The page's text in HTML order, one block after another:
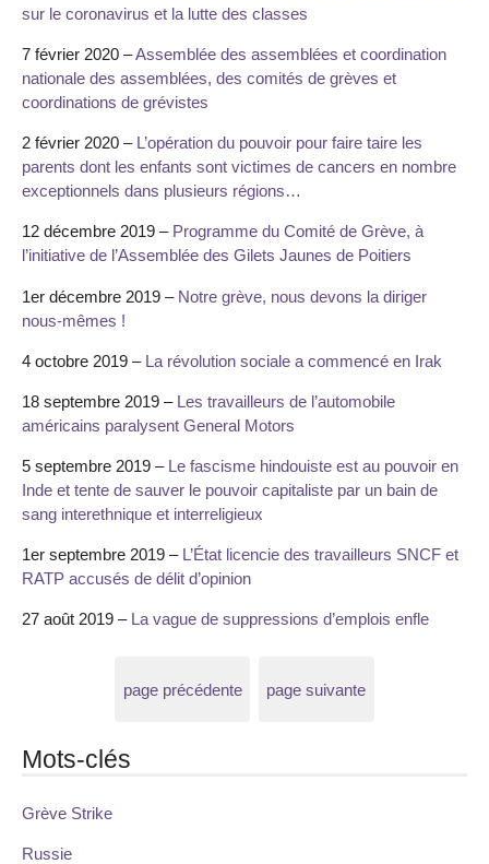
sur le coronavirus et la lutte des classes
7 février 2020 –Assemblée des assemblées et coordination
nationale des assemblées, des comités de grèves et
coordinations de grévistes
2 février 2020 – L’opération du pouvoir pour faire taire les
parents dont les enfants sont victimes de cancers en nombre
exceptionnels dans plusieurs régions…
12 décembre 2019 – Programme du Comité de Grève, à
l’initiative de l’Assemblée des Gilets Jaunes de Poitiers
1er décembre 2019 – Notre grève, nous devons la diriger
nous-mêmes !
4 octobre 2019 – La révolution sociale a commencé en Irak
18 septembre 2019 – Les travailleurs de l’automobile
américains paralysent General Motors
5 septembre 2019 – Le fascisme hindouiste est au pouvoir en
Inde et tente de sauver le pouvoir capitaliste par un bain de
sang interethnique et interreligieux
1er septembre 2019 – L’État licencie des travailleurs SNCF et
RATP accusés de délit d’opinion
27 août 2019 – La vague de suppressions d’emplois enfle
page précédente page suivante
Mots-clés
Grève Strike
Russie